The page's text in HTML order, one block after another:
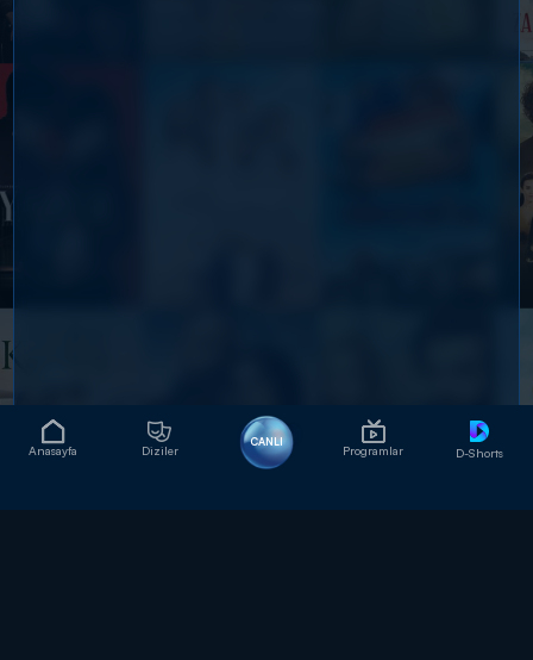
Anasayfa Diziler
CANLI
Programlar D-Shorts